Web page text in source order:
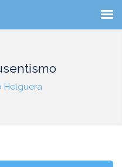
Helguera